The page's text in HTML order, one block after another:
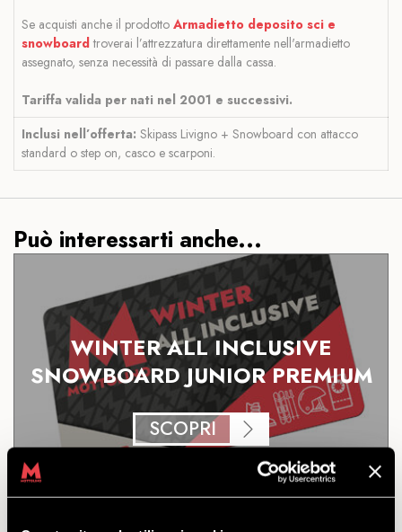
Se acquisti anche il prodotto Armadietto deposito sci e
snowboardtroverai l’attrezzatura direttamente nell'armadietto
assegnato, senza necessità di passare dalla cassa.
Tariffa valida per nati nel 2001 e successivi.
Inclusi nell’offerta: Skipass Livigno + Snowboard con attacco
standard o step on, casco e scarponi.
Può interessarti anche...
WINTER ALL INCLUSIVE
SNOWBOARD JUNIOR PREMIUM
SCOPRI
Skipass Livigno + noleggio snowboard e scarponi per